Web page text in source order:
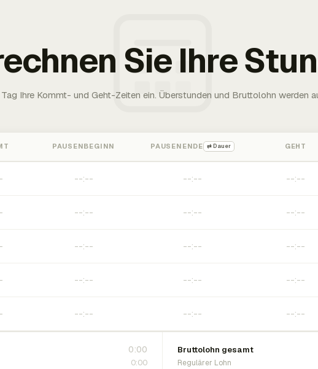
Sie Ihre
Ihre Kommt- und Geht-Zeiten ein. Überstunden und Bruttolohn werden
PAUSENBEGINN PAUSENENDE ⇄ Dauer GEHT
0:00
0:00
Bruttolohn gesamt
Regulärer Lohn